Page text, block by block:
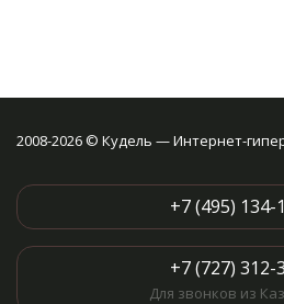
2008-2026 © Кудель — Интернет-
+7 (495) 134-
+7 (727) 312-
Для звонков из